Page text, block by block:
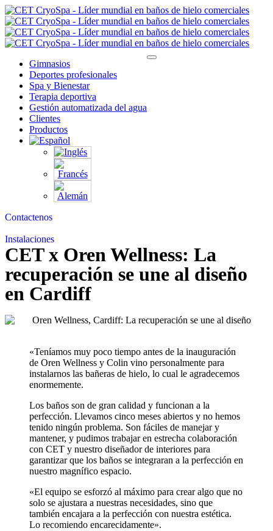
Gimnasios
Deportes profesionales
Spa y Bienestar
Terapia deportiva
Gestión automatizada del agua
Clientes
Productos
Contactenos
Instalaciones
CET x Oren Wellness: La
recuperación se une al diseño
en Cardiff
«Teníamos muy poco tiempo antes de la inauguración
de Oren Wellness y Colin vino personalmente para
instalarnos las bañeras de hielo, lo cual le agradecemos
enormemente.
Los baños son de gran calidad y funcionan a la
perfección. Llevamos cinco meses abiertos y no hemos
tenido ningún problema. Son fáciles de manejar y
mantener, y pudimos trabajar en estrecha colaboración
con CET y nuestro diseñador de interiores para
garantizar que los baños se integraran a la perfección en
nuestro magnífico espacio.
«El equipo se esforzó al máximo para crear algo que no
solo se ajustara a nuestras necesidades, sino que
también encajara a la perfección con nuestra estética.
Lo recomiendo encarecidamente».